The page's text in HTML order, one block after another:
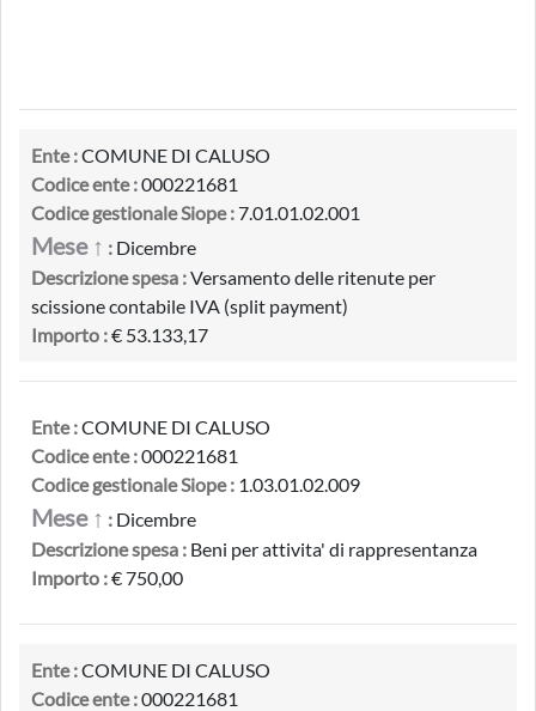
Ente :COMUNE DI CALUSO
Codice ente :000221681
Codice gestionale Siope :7.01.01.02.001
Mese ↑ : Dicembre
Descrizione spesa :Versamento delle ritenute per
scissione contabile IVA (split payment)
Importo :€ 53.133,17
Ente :COMUNE DI CALUSO
Codice ente :000221681
Codice gestionale Siope : 1.03.01.02.009
Mese ↑ : Dicembre
Descrizione spesa : Beni per attivita' di rappresentanza
Importo :€ 750,00
Ente :COMUNE DI CALUSO
Codice ente :000221681